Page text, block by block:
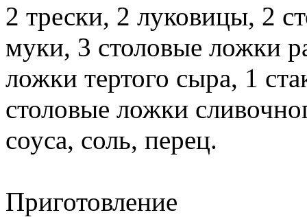
2 трески, 2 луковицы, 2
муки, 3 столовые ложки
ложки тертого сыра, 1
столовые ложки
соуса, соль, перец.
Приготовление